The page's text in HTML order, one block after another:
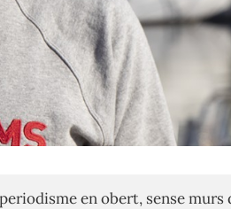
en obert, sense murs